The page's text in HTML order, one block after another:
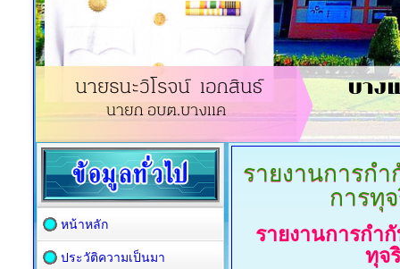
รายงานการก
การทุ
รายงานการกำ
ทุจ
หน้าหลัก
ประวัติความเป็นมา